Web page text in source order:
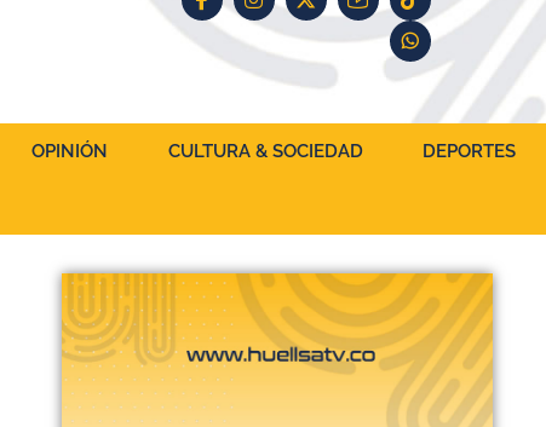
OPINIÓN CULTURA & SOCIEDAD DEPORTES